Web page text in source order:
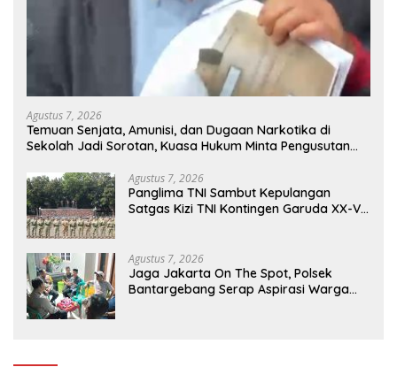
Agustus 7, 2026
Temuan Senjata, Amunisi, dan Dugaan Narkotika di
Sekolah Jadi Sorotan, Kuasa Hukum Minta Pengusutan
Agustus 7, 2026
Panglima TNI Sambut Kepulangan
Satgas Kizi TNI Kontingen Garuda XX-V
Agustus 7, 2026
Jaga Jakarta On The Spot, Polsek
Bantargebang Serap Aspirasi Warga